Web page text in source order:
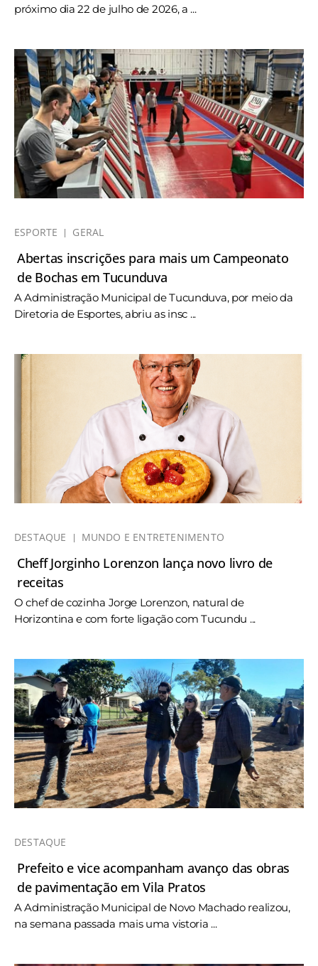
próximo dia 22 de julho de 2026, a ...
ESPORTE GERAL
Abertas inscrições para mais um Campeonato
de Bochas em Tucunduva
A Administração Municipal de Tucunduva, por meio da
Diretoria de Esportes, abriu as insc ...
DESTAQUE MUNDO E ENTRETENIMENTO
Cheff Jorginho Lorenzon lança novo livro de
receitas
O chef de cozinha Jorge Lorenzon, natural de
Horizontina e com forte ligação com Tucundu ...
DESTAQUE
Prefeito e vice acompanham avanço das obras
de pavimentação em Vila Pratos
A Administração Municipal de Novo Machado realizou,
na semana passada mais uma vistoria ...